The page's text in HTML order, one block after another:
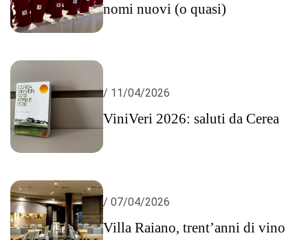
nomi nuovi (o quasi)
/ 11/04/2026
ViniVeri 2026: saluti da Cerea
/ 07/04/2026
Villa Raiano, trent’anni di vino